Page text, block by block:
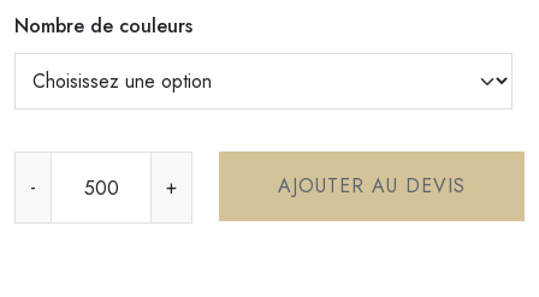
Nombre de couleurs
-
a
+ AJOUTER AU DEVIS